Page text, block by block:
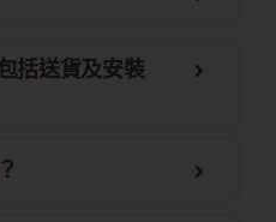
括送貨及安裝